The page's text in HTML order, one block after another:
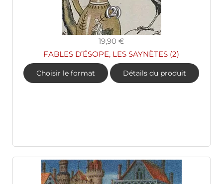
19,90 €
FABLES D’ÉSOPE, LES SAYNÈTES (2)
Choisir le format Détails du produit